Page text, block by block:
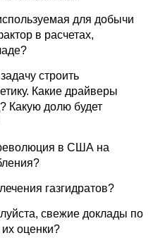
для добычи
в расчетах,
строить
Какие драйверы
Какую долю будет
в США на
газгидратов?
свежие доклады по
оценки?